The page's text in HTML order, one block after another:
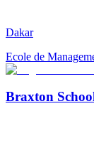
Dakar
Ecole de
Braxton